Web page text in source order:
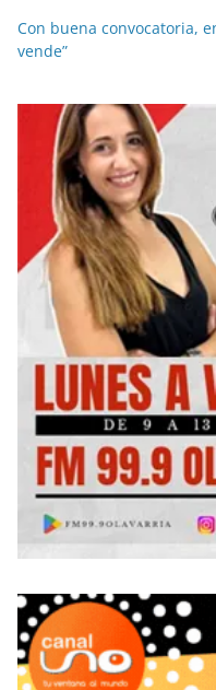
Con buena convocatoria,
vende”